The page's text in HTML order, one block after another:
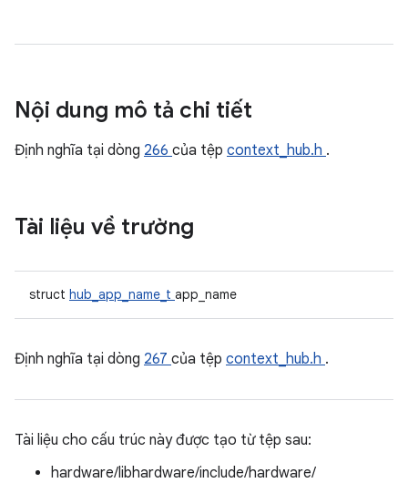
Nội dung mô tả chi tiết
Định nghĩa tại dòng 266 của tệp context_hub.h .
Tài liệu về trường
struct hub_app_name_t app_name
Định nghĩa tại dòng 267 của tệp context_hub.h .
Tài liệu cho cấu trúc này được tạo từ tệp sau:
hardware/libhardware/include/hardware/